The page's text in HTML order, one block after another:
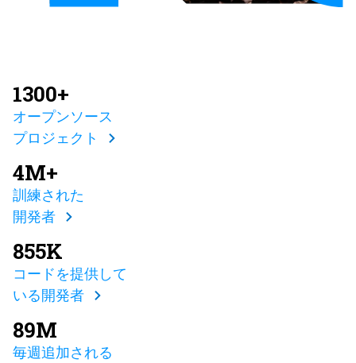
1300+
オープンソース
プロジェクト
4M+
訓練された
開発者
855K
コードを提供して
いる開発者
89M
毎週追加される